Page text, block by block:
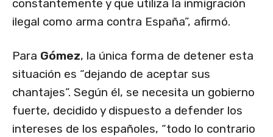
constantemente y que utiliza la inmigración
ilegal como arma contra España”, afirmó.
Para Gómez, la única forma de detener esta
situación es “dejando de aceptar sus
chantajes”. Según él, se necesita un gobierno
fuerte, decidido y dispuesto a defender los
intereses de los españoles, “todo lo contrario